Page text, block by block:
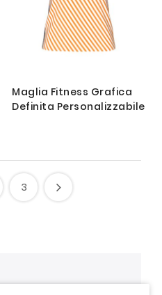
Maglia Fitness Grafica
Definita Personalizzabile
3